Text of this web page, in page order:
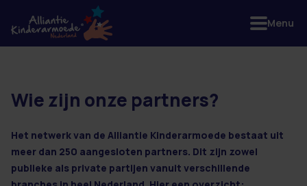
96 resultaten
Wie zijn onze partners?
Het netwerk van de Alliantie Kinderarmoede bestaat uit
meer dan 250 aangesloten partners. Dit zijn zowel
publieke als private partijen vanuit verschillende
Menu